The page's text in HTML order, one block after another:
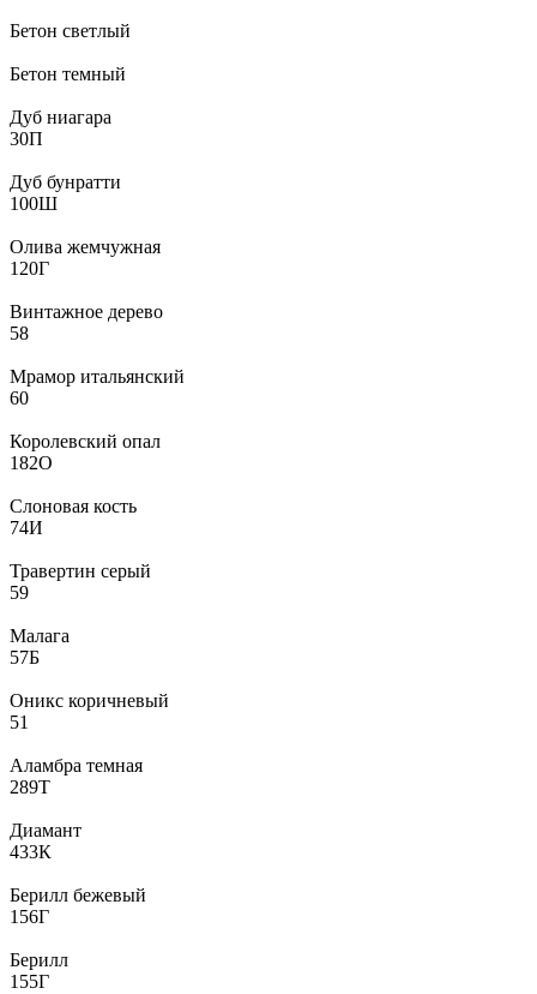
Бетон светлый
Бетон темный
Дуб ниагара
30П
Дуб бунратти
100Ш
Олива жемчужная
120Г
Винтажное дерево
58
Мрамор итальянский
60
Королевский опал
182О
Слоновая кость
74И
Травертин серый
59
Малага
57Б
Оникс коричневый
51
Аламбра темная
289Т
Диамант
433К
Берилл бежевый
156Г
Берилл
155Г